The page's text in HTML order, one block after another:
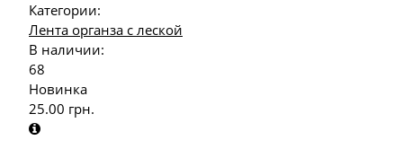
Категории:
Лента органза с леской
В наличии:
68
Новинка
25.00 грн.